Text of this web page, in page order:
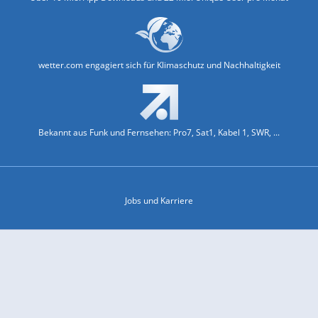
wetter.com engagiert sich für Klimaschutz und Nachhaltigkeit
Bekannt aus Funk und Fernsehen: Pro7, Sat1, Kabel 1, SWR, ...
Jobs und Karriere